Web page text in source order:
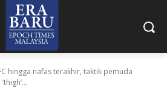
hingga nafas terakhir, taktik pemuda